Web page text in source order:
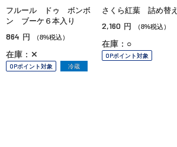
フルール ドゥ ボンボ
ン ブーケ６本入り
864 円 （8%税込）
在庫：✕
OPポイント対象 冷蔵
さくら紅葉 詰め替え
2,160 円 （8%税込）
在庫：○
OPポイント対象